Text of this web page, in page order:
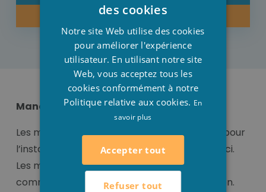
ACHETER MAINTENANT
Manchon/ manchon mixte
Les meilleurs manchons et manchons mixte pour
l’installation de votre piscine vous trouverez ici.
Les manchons/ manchons mixte sont idéal
comme matériaux idéal pour votre installation.
ENGLISH
des cookies
Notre site Web utilise des cookies
pour améliorer l'expérience
utilisateur. En utilisant notre site
Web, vous acceptez tous les
cookies conformément à notre
Politique relative aux cookies. En
savoir plus
Accepter tout
Refuser tout